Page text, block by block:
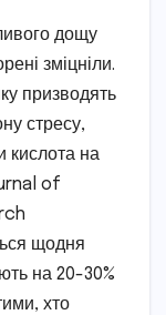
дощу
зміцніли.
призводять
стресу,
кислота на
of
щодня
на 20-30%
хто